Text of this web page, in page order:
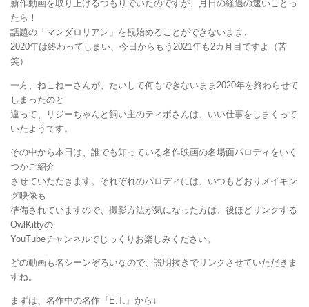
新作動画を取り上げるつもりでいたのですが、月日の経過の速いことっ
たら！
話題の「マンダロリアン」を観始めることができないまま、
2020年は終わってしまい、今日からもう2021年も2カ月目ですよ（苦
笑）
一方、ねこねーさんが、たいして何もできないまま2020年を終わらせて
しまったのと
違って、リジーちゃんと飼い主のティボさんは、いい仕事をしまくって
いたようです。
その中から本日は、誰でも知っている名作映画の名場面パロディをいく
つかご紹介
させていただきます。それぞれのパロディには、いつもどおりメイキン
グ映像も
準備されていますので、撮影方法が気になった方は、後ほどリンクする
OwlKittyの
YouTubeチャンネルでじっくりお楽しみください。
どの動画も名シーンぞろいなので、説明抜きでリンクさせていただきま
すね。
まずは、名作中の名作『E.T.』から↓